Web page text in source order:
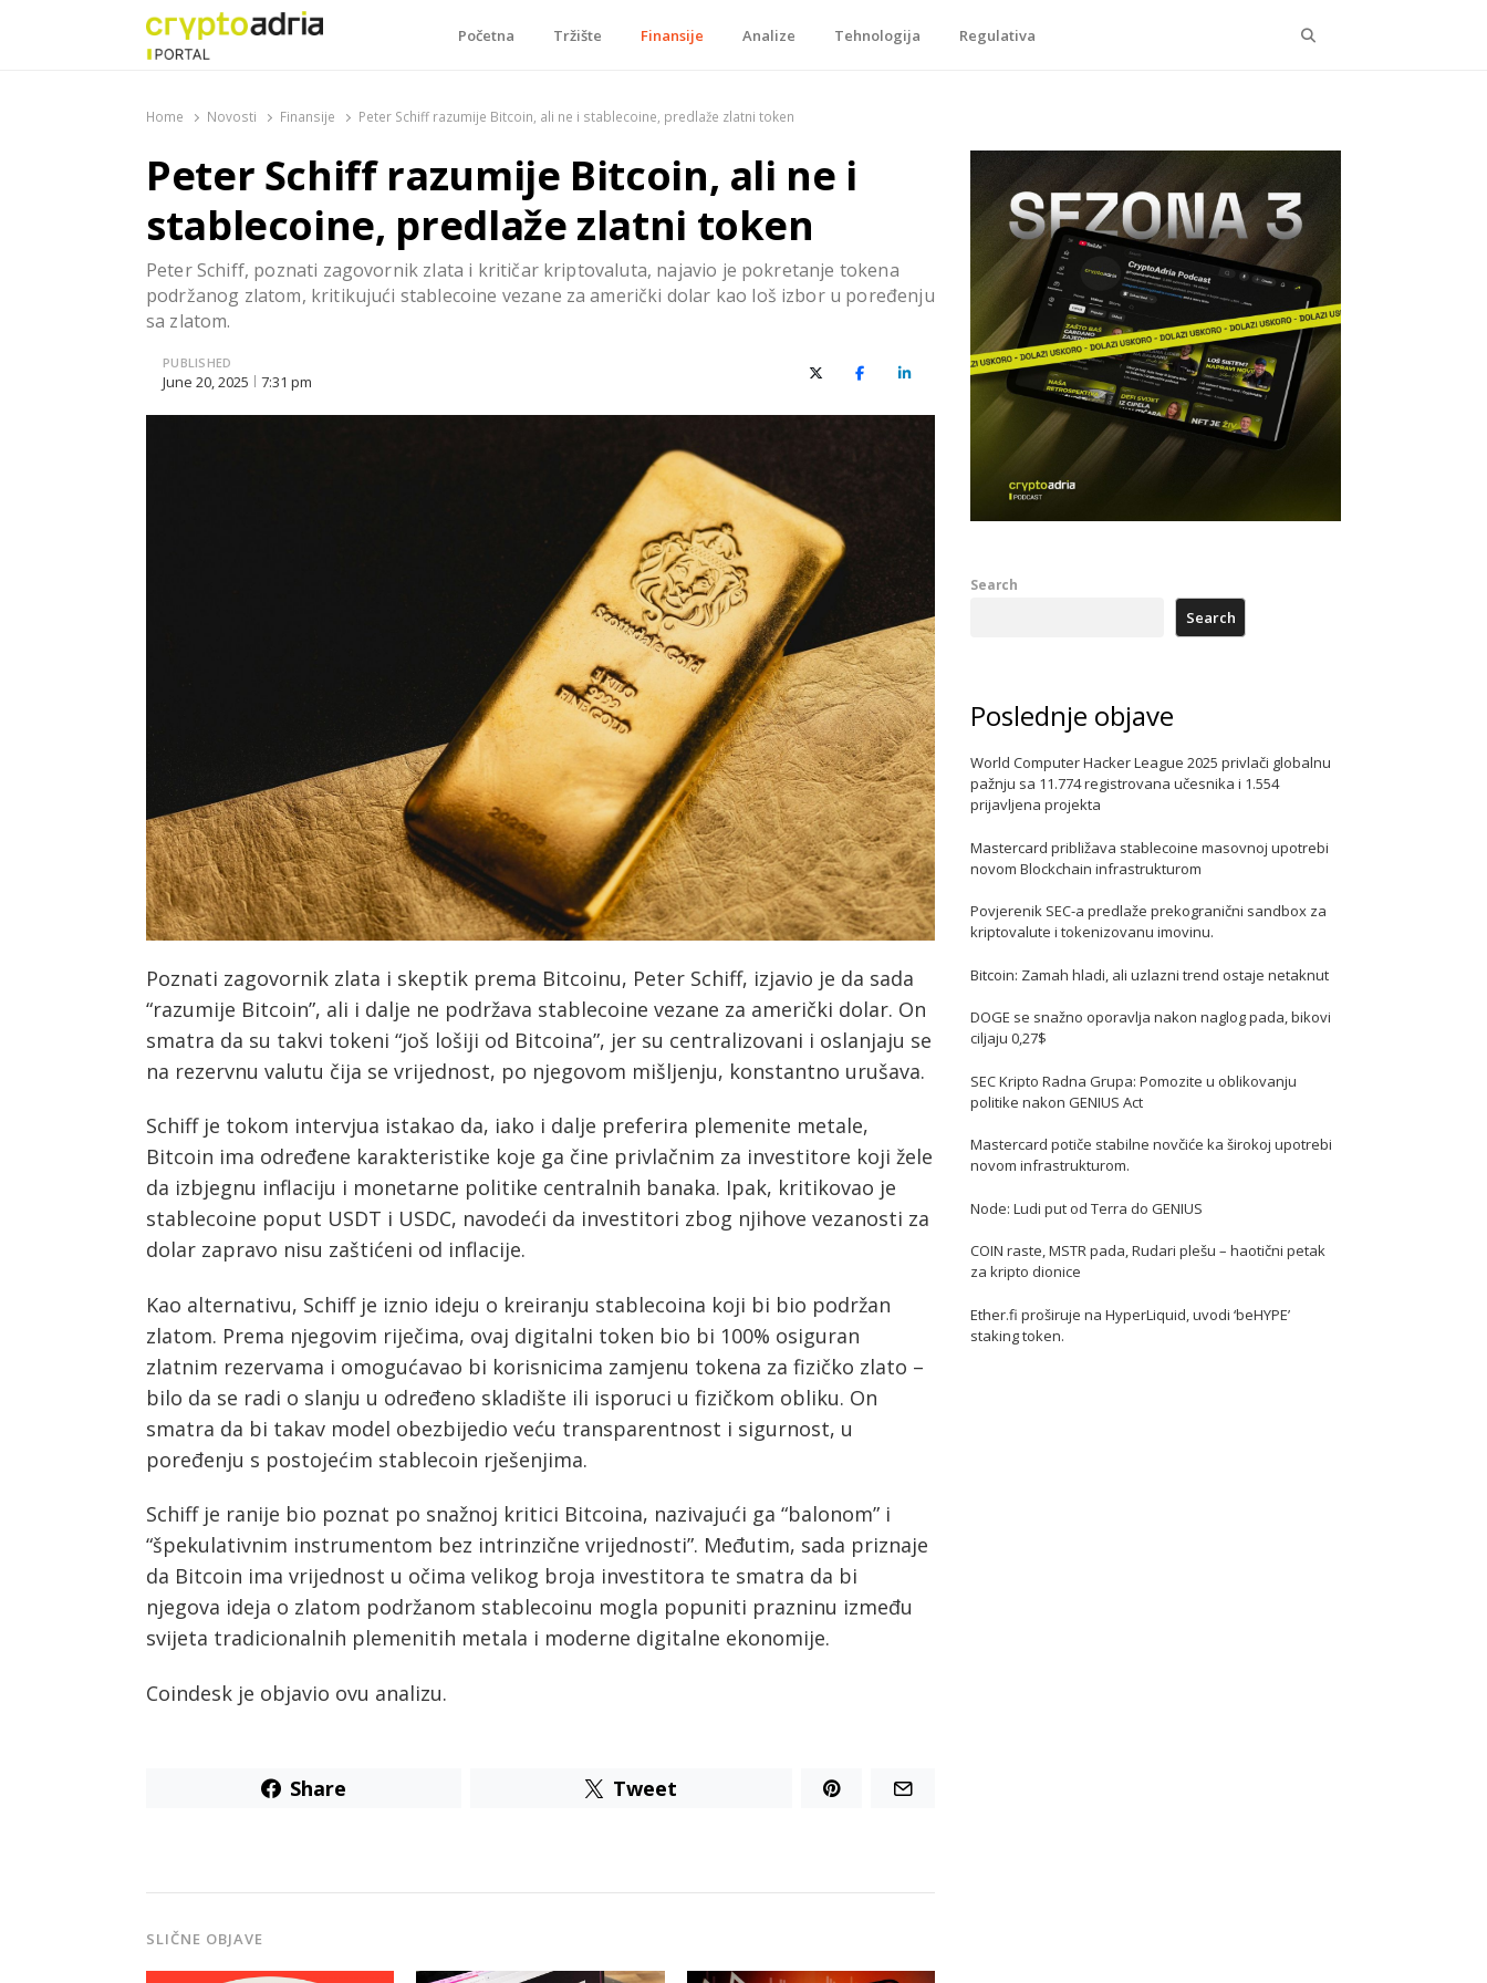
Početna Tržište Finansije Analize Tehnologija Regulativa
Home Novosti Finansije Peter Schiff razumije Bitcoin, ali ne i stablecoine, predlaže zlatni token
Peter Schiff razumije Bitcoin, ali ne i
stablecoine, predlaže zlatni token
Peter Schiff, poznati zagovornik zlata i kritičar kriptovaluta, najavio je pokretanje tokena
podržanog zlatom, kritikujući stablecoine vezane za američki dolar kao loš izbor u poređenju
sa zlatom.
PUBLISHED
June 20, 2025 7:31 pm X (Twitter)FacebookLinkedIn
Poznati zagovornik zlata i skeptik prema Bitcoinu, Peter Schiff, izjavio je da sada
“razumije Bitcoin”, ali i dalje ne podržava stablecoine vezane za američki dolar. On
smatra da su takvi tokeni “još lošiji od Bitcoina”, jer su centralizovani i oslanjaju se
na rezervnu valutu čija se vrijednost, po njegovom mišljenju, konstantno urušava.
Schiff je tokom intervjua istakao da, iako i dalje preferira plemenite metale,
Bitcoin ima određene karakteristike koje ga čine privlačnim za investitore koji žele
da izbjegnu inflaciju i monetarne politike centralnih banaka. Ipak, kritikovao je
stablecoine poput USDT i USDC, navodeći da investitori zbog njihove vezanosti za
dolar zapravo nisu zaštićeni od inflacije.
Kao alternativu, Schiff je iznio ideju o kreiranju stablecoina koji bi bio podržan
zlatom. Prema njegovim riječima, ovaj digitalni token bio bi 100% osiguran
zlatnim rezervama i omogućavao bi korisnicima zamjenu tokena za fizičko zlato –
bilo da se radi o slanju u određeno skladište ili isporuci u fizičkom obliku. On
smatra da bi takav model obezbijedio veću transparentnost i sigurnost, u
poređenju s postojećim stablecoin rješenjima.
Schiff je ranije bio poznat po snažnoj kritici Bitcoina, nazivajući ga “balonom” i
“špekulativnim instrumentom bez intrinzične vrijednosti”. Međutim, sada priznaje
da Bitcoin ima vrijednost u očima velikog broja investitora te smatra da bi
njegova ideja o zlatom podržanom stablecoinu mogla popuniti prazninu između
svijeta tradicionalnih plemenitih metala i moderne digitalne ekonomije.
Coindesk je objavio ovu analizu.
Share Tweet
SLIČNE OBJAVE
Search
Search
Poslednje objave
World Computer Hacker League 2025 privlači globalnu
pažnju sa 11.774 registrovana učesnika i 1.554
prijavljena projekta
Mastercard približava stablecoine masovnoj upotrebi
novom Blockchain infrastrukturom
Povjerenik SEC-a predlaže prekogranični sandbox za
kriptovalute i tokenizovanu imovinu.
Bitcoin: Zamah hladi, ali uzlazni trend ostaje netaknut
DOGE se snažno oporavlja nakon naglog pada, bikovi
ciljaju 0,27$
SEC Kripto Radna Grupa: Pomozite u oblikovanju
politike nakon GENIUS Act
Mastercard potiče stabilne novčiće ka širokoj upotrebi
novom infrastrukturom.
Node: Ludi put od Terra do GENIUS
COIN raste, MSTR pada, Rudari plešu – haotični petak
za kripto dionice
Ether.fi proširuje na HyperLiquid, uvodi ‘beHYPE’
staking token.